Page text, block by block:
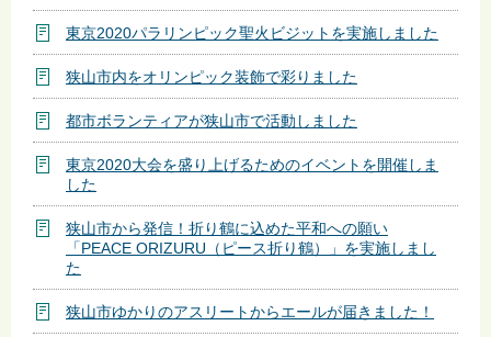
東京2020パラリンピック聖火ビジットを実施しました
狭山市内をオリンピック装飾で彩りました
都市ボランティアが狭山市で活動しました
東京2020大会を盛り上げるためのイベントを開催しま
した
狭山市から発信！折り鶴に込めた平和への願い
「PEACE ORIZURU（ピース折り鶴）」を実施しまし
た
狭山市ゆかりのアスリートからエールが届きました！